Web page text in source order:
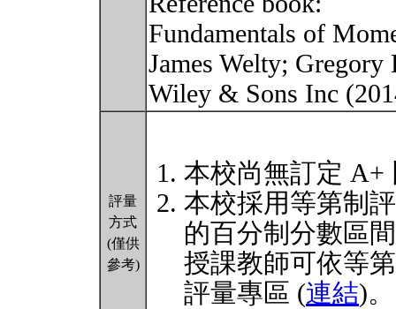
Fundamentals of
James Welty;
Wiley & Sons Inc
評量
方式
(僅供
參考)
本校尚無訂定 A+
本校採用等第制
的百分制分數區
授課教師可依等
評量專區 (連結)。